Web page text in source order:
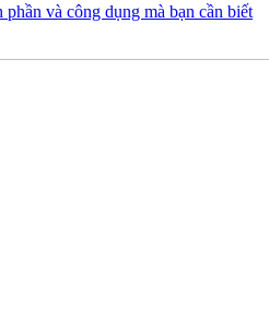
và công dụng mà bạn cần biết